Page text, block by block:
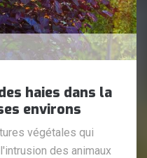
haies dans la
environs
végétales qui
des animaux